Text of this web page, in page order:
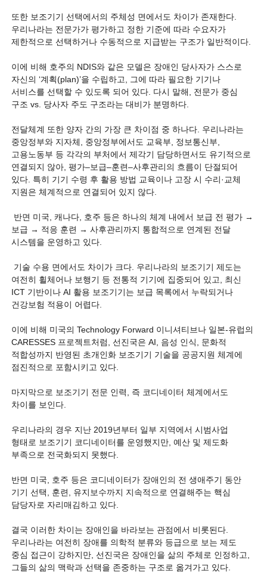
또한 보조기기 선택에서의 주체성 면에서도 차이가 존재한다.
우리나라는 전문가가 평가하고 정한 기준에 따라 수요자가
제한적으로 선택하거나 수동적으로 지급받는 구조가 일반적이다.
이에 비해 호주의 NDIS와 같은 모델은 장애인 당사자가 스스로
자신의 ‘계획(plan)’을 수립하고, 그에 따라 필요한 기기나
서비스를 선택할 수 있도록 되어 있다. 다시 말해, 전문가 중심
구조 vs. 당사자 주도 구조라는 대비가 분명하다.
전달체계 또한 양자 간의 가장 큰 차이점 중 하나다. 우리나라는
중앙정부와 지자체, 중앙정부에서도 교육부, 정보통신부,
고용노동부 등 각각의 부처에서 제각기 담당하면서도 유기적으로
연결되지 않아, 평가–보급–훈련–사후관리의 흐름이 단절되어
있다. 특히 기기 수령 후 활용 방법 교육이나 고장 시 수리·교체
지원은 체계적으로 연결되어 있지 않다.
반면 미국, 캐나다, 호주 등은 하나의 체계 내에서 보급 전 평가 →
보급 → 적응 훈련 → 사후관리까지 통합적으로 연계된 전달
시스템을 운영하고 있다.
기술 수용 면에서도 차이가 크다. 우리나라의 보조기기 제도는
여전히 휠체어나 보행기 등 전통적 기기에 집중되어 있고, 최신
ICT 기반이나 AI 활용 보조기기는 보급 목록에서 누락되거나
건강보험 적용이 어렵다.
이에 비해 미국의 Technology Forward 이니셔티브나 일본-유럽의
CARESSES 프로젝트처럼, 선진국은 AI, 음성 인식, 문화적
적합성까지 반영된 초개인화 보조기기 기술을 공공지원 체계에
점진적으로 포함시키고 있다.
마지막으로 보조기기 전문 인력, 즉 코디네이터 체계에서도
차이를 보인다.
우리나라의 경우 지난 2019년부터 일부 지역에서 시범사업
형태로 보조기기 코디네이터를 운영했지만, 예산 및 제도화
부족으로 전국화되지 못했다.
반면 미국, 호주 등은 코디네이터가 장애인의 전 생애주기 동안
기기 선택, 훈련, 유지보수까지 지속적으로 연결해주는 핵심
담당자로 자리매김하고 있다.
결국 이러한 차이는 장애인을 바라보는 관점에서 비롯된다.
우리나라는 여전히 장애를 의학적 분류와 등급으로 보는 제도
중심 접근이 강하지만, 선진국은 장애인을 삶의 주체로 인정하고,
그들의 삶의 맥락과 선택을 존중하는 구조로 옮겨가고 있다.